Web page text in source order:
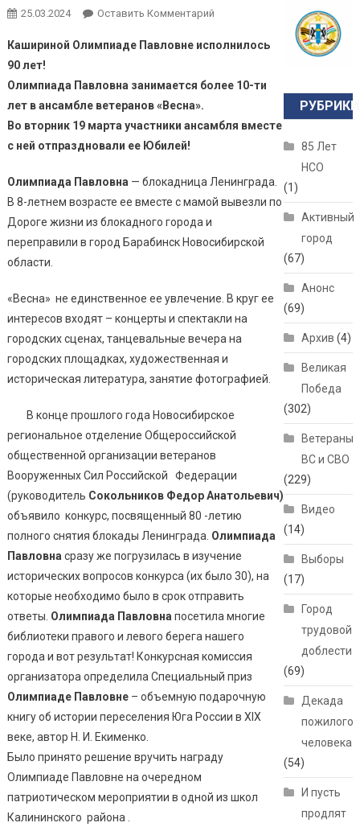
25.03.2024 Оставить Комментарий
Кашириной Олимпиаде Павловне исполнилось
90 лет!
Олимпиада Павловна занимается более 10-ти
лет в ансамбле ветеранов «Весна».
Во вторник 19 марта участники ансамбля вместе
с ней отпраздновали ее Юбилей!
Олимпиада Павловна — блокадница Ленинграда.
В 8-летнем возрасте ее вместе с мамой вывезли по
Дороге жизни из блокадного города и
переправили в город Барабинск Новосибирской
области.
«Весна» не единственное ее увлечение. В круг ее
интересов входят – концерты и спектакли на
городских сценах, танцевальные вечера на
городских площадках, художественная и
историческая литература, занятие фотографией.
В конце прошлого года Новосибирское
региональное отделение Общероссийской
общественной организации ветеранов
Вооруженных Сил Российской Федерации
(руководитель Сокольников Федор Анатольевич)
объявило конкурс, посвященный 80 -летию
полного снятия блокады Ленинграда. Олимпиада
Павловна сразу же погрузилась в изучение
исторических вопросов конкурса (их было 30), на
которые необходимо было в срок отправить
ответы. Олимпиада Павловна посетила многие
библиотеки правого и левого берега нашего
города и вот результат! Конкурсная комиссия
организатора определила Специальный приз
Олимпиаде Павловне– объемную подарочную
книгу об истории переселения Юга России в XIX
веке, автор Н. И. Екименко.
Было принято решение вручить награду
Олимпиаде Павловне на очередном
патриотическом мероприятии в одной из школ
Калининского района .
РУБРИКИ
85 Лет
НСО
(1)
Активный
город
(67)
Анонс
(69)
Архив (4)
Великая
Победа
(302)
Ветераны
ВС и СВО
(229)
Видео
(14)
Выборы
(17)
Город
трудовой
доблести
(69)
Декада
пожилого
человека
(54)
И пусть
продлят